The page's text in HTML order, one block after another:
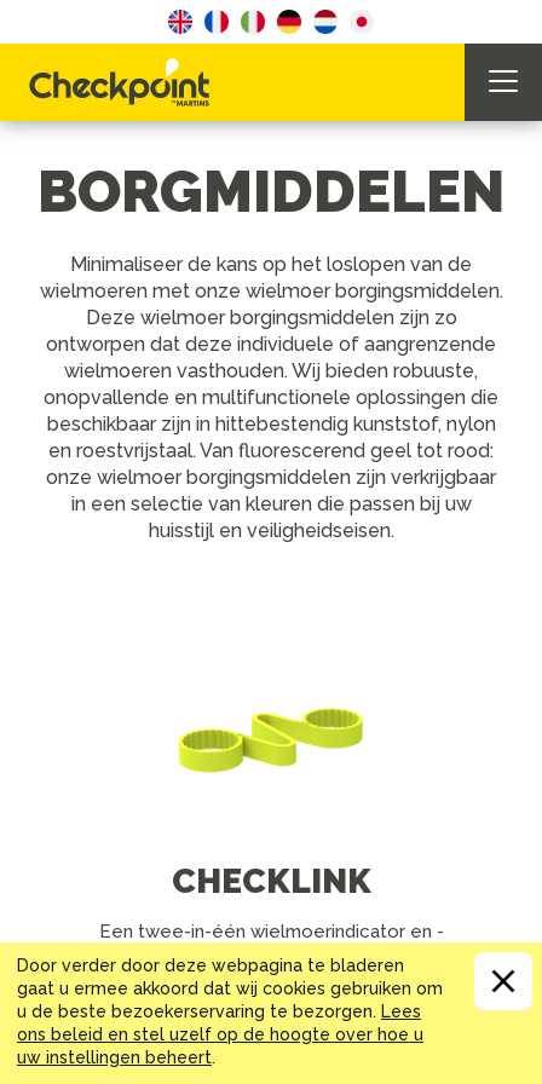
BORGMIDDELEN
Minimaliseer de kans op het loslopen van de
wielmoeren met onze wielmoer borgingsmiddelen.
Deze wielmoer borgingsmiddelen zijn zo
ontworpen dat deze individuele of aangrenzende
wielmoeren vasthouden. Wij bieden robuuste,
onopvallende en multifunctionele oplossingen die
beschikbaar zijn in hittebestendig kunststof, nylon
en roestvrijstaal. Van fluorescerend geel tot rood:
onze wielmoer borgingsmiddelen zijn verkrijgbaar
in een selectie van kleuren die passen bij uw
huisstijl en veiligheidseisen.
CHECKLINK
Een twee-in-één wielmoerindicator en -
borging.
VOLLEDIGE DETAILS
Door verder door deze webpagina te bladeren
gaat u ermee akkoord dat wij cookies gebruiken om
u de beste bezoekerservaring te bezorgen. Lees
ons beleid en stel uzelf op de hoogte over hoe u
uw instellingen beheert.